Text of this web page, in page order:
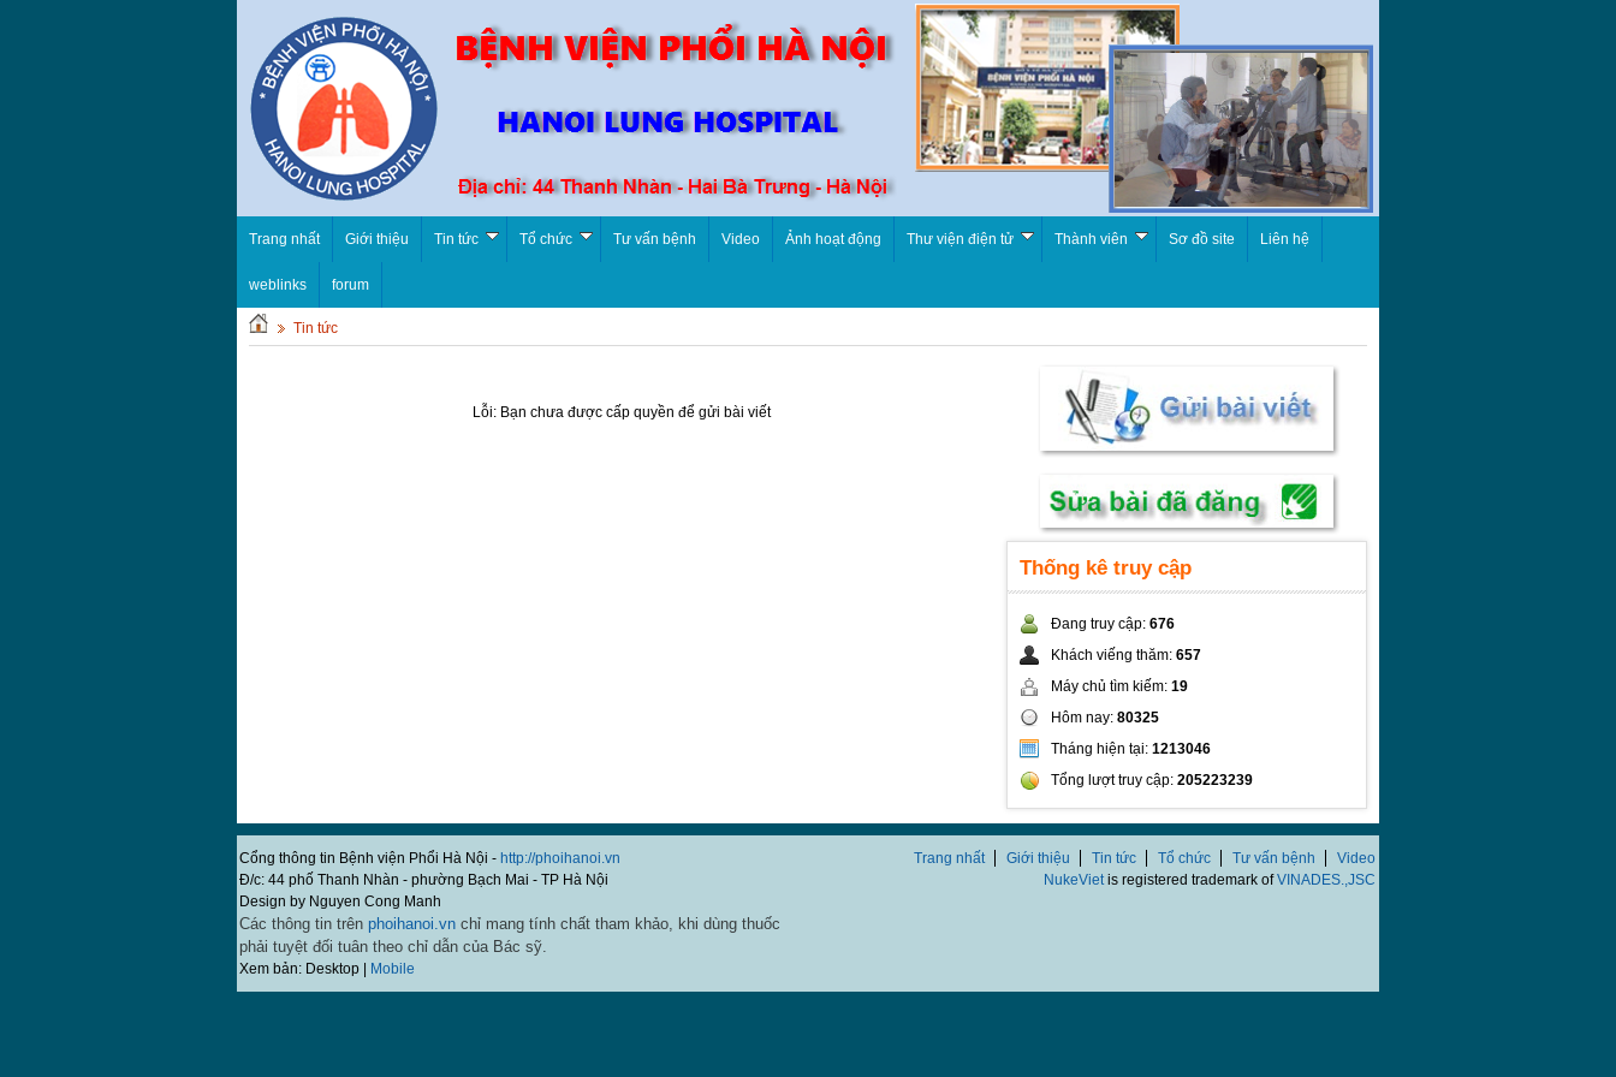
Trang nhất Giới thiệu Tin tức Tổ chức Tư vấn bệnh Video Ảnh hoạt động Thư viện điện tử Thành viên Sơ đồ site Liên hệ
weblinks forum
Tin tức
Lỗi: Bạn chưa được cấp quyền để gửi bài viết
Thống kê truy cập
Đang truy cập: 676
Khách viếng thăm: 657
Máy chủ tìm kiếm: 19
Hôm nay: 80325
Tháng hiện tại: 1213046
Tổng lượt truy cập: 205223239
Cổng thông tin Bệnh viện Phổi Hà Nội - http://phoihanoi.vn
Đ/c: 44 phố Thanh Nhàn - phường Bạch Mai - TP Hà Nội
Design by Nguyen Cong Manh
Các thông tin trên phoihanoi.vn chỉ mang tính chất tham khảo, khi dùng thuốc
phải tuyệt đối tuân theo chỉ dẫn của Bác sỹ.
Xem bản: Desktop | Mobile
Trang nhất Giới thiệu Tin tức Tổ chức Tư vấn bệnh
Video
NukeVietis registered trademark ofVINADES.,JSC